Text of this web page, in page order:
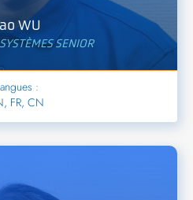
WU
SENIOR
:
FR, CN